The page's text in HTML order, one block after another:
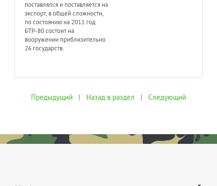
поставлялся и поставляется на
экспорт, в общей сложности,
по состоянию на 2011 год
БТР-80 состоит на
вооружении приблизительно
26 государств.
Предыдущий | Назад в раздел | Следующий